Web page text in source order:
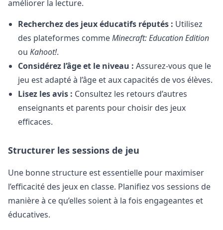
améliorer la lecture.
Recherchez des jeux éducatifs réputés : Utilisez
des plateformes commeMinecraft: Education Edition
ou Kahoot!.
Considérez l’âge et le niveau : Assurez-vous que le
jeu est adapté à l’âge et aux capacités de vos élèves.
Lisez les avis : Consultez les retours d’autres
enseignants et parents pour choisir des jeux
efficaces.
Structurer les sessions de jeu
Une bonne structure est essentielle pour maximiser
l’efficacité des jeux en classe. Planifiez vos sessions de
manière à ce qu’elles soient à la fois engageantes et
éducatives.